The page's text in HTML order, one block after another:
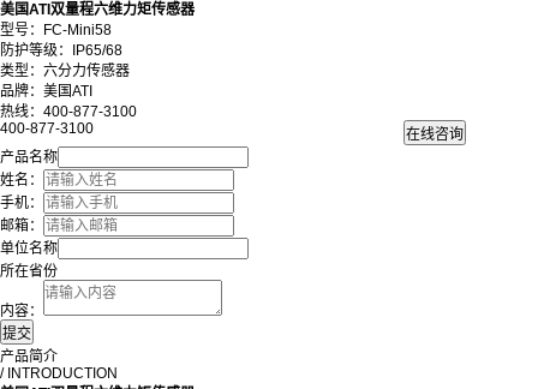
美国ATI双量程六维力矩传感器
型号：FC-Mini58
防护等级：IP65/68
类型：六分力传感器
品牌：美国ATI
热线：400-877-3100
400-877-3100
产品名称
姓名：
手机：
邮箱：
单位名称
所在省份
内容：
产品简介
/ INTRODUCTION